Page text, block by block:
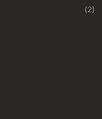
(2)